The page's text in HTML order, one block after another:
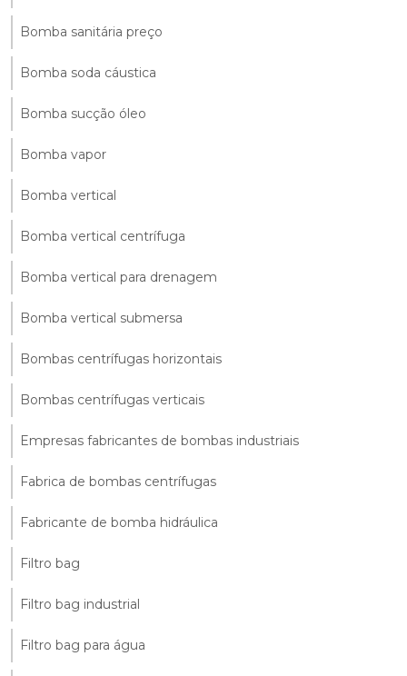
Bomba sanitária preço
Bomba soda cáustica
Bomba sucção óleo
Bomba vapor
Bomba vertical
Bomba vertical centrífuga
Bomba vertical para drenagem
Bomba vertical submersa
Bombas centrífugas horizontais
Bombas centrífugas verticais
Empresas fabricantes de bombas industriais
Fabrica de bombas centrífugas
Fabricante de bomba hidráulica
Filtro bag
Filtro bag industrial
Filtro bag para água